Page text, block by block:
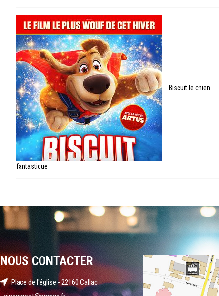
Biscuit le chien
fantastique
NOUS CONTACTER
Place de l'église - 22160 Callac